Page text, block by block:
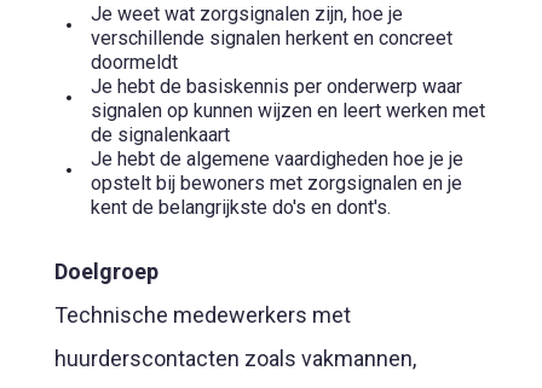
Je weet wat zorgsignalen zijn, hoe je
verschillende signalen herkent en concreet
doormeldt
Je hebt de basiskennis per onderwerp waar
signalen op kunnen wijzen en leert werken met
de signalenkaart
Je hebt de algemene vaardigheden hoe je je
opstelt bij bewoners met zorgsignalen en je
kent de belangrijkste do's en dont's.
Doelgroep
Technische medewerkers met
huurderscontacten zoals vakmannen,